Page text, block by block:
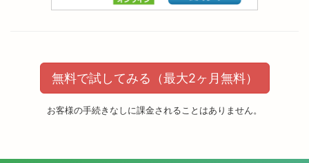
無料で試してみる（最大2ヶ月無料）
お客様の手続きなしに課金されることはありません。